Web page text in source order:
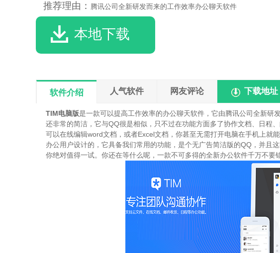
推荐理由： 腾讯公司全新研发而来的工作效率办公聊天软件
本地下载
软件介绍 人气软件 网友评论 下载地址
TIM电脑版是一款可以提高工作效率的办公聊天软件，它由腾讯公司全新
还非常的简洁，它与QQ很是相似，只不过在功能方面多了协作文档、日程
可以在线编辑word文档，或者Excel文档，你甚至无需打开电脑在手机上就
办公用户设计的，它具备我们常用的功能，是个无广告简洁版的QQ，并且
你绝对值得一试。你还在等什么呢，一款不可多得的全新办公软件千万不要